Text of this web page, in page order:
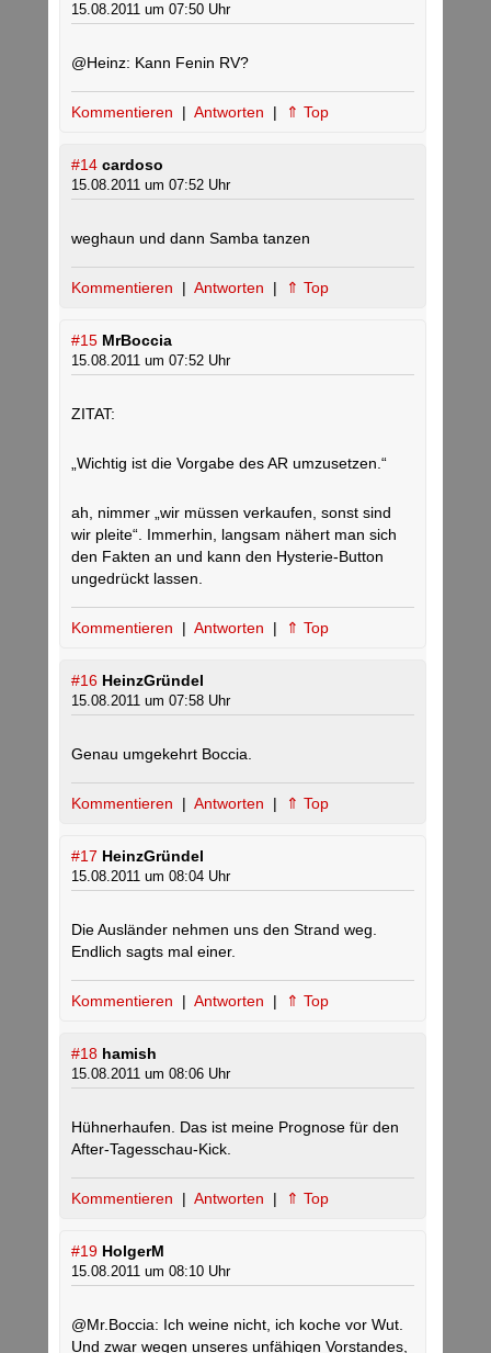
15.08.2011 um 07:50 Uhr
@Heinz: Kann Fenin RV?
Kommentieren | Antworten | ⇑ Top
#14 cardoso
15.08.2011 um 07:52 Uhr
weghaun und dann Samba tanzen
Kommentieren | Antworten | ⇑ Top
#15 MrBoccia
15.08.2011 um 07:52 Uhr
ZITAT:
„Wichtig ist die Vorgabe des AR umzusetzen.“
ah, nimmer „wir müssen verkaufen, sonst sind
wir pleite“. Immerhin, langsam nähert man sich
den Fakten an und kann den Hysterie-Button
ungedrückt lassen.
Kommentieren | Antworten | ⇑ Top
#16 HeinzGründel
15.08.2011 um 07:58 Uhr
Genau umgekehrt Boccia.
Kommentieren | Antworten | ⇑ Top
#17 HeinzGründel
15.08.2011 um 08:04 Uhr
Die Ausländer nehmen uns den Strand weg.
Endlich sagts mal einer.
Kommentieren | Antworten | ⇑ Top
#18 hamish
15.08.2011 um 08:06 Uhr
Hühnerhaufen. Das ist meine Prognose für den
After-Tagesschau-Kick.
Kommentieren | Antworten | ⇑ Top
#19 HolgerM
15.08.2011 um 08:10 Uhr
@Mr.Boccia: Ich weine nicht, ich koche vor Wut.
Und zwar wegen unseres unfähigen Vorstandes,